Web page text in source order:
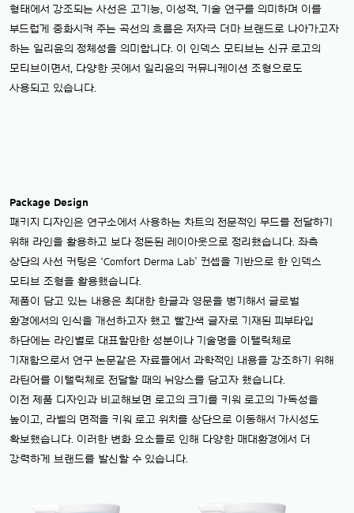
형태에서 강조되는 사선은 고기능, 이성적, 기술 연구를 의미하며 이를
부드럽게 중화시켜 주는 곡선의 흐름은 저자극 더마 브랜드로 나아가고자
하는 일리윤의 정체성을 의미합니다. 이 인덱스 모티브는 신규 로고의
모티브이면서, 다양한 곳에서 일리윤의 커뮤니케이션 조형으로도
사용되고 있습니다.
Package Design
패키지 디자인은 연구소에서 사용하는 차트의 전문적인 무드를 전달하기
위해 라인을 활용하고 보다 정돈된 레이아웃으로 정리했습니다. 좌측
상단의 사선 커팅은 ‘Comfort Derma Lab’ 컨셉을 기반으로 한 인덱스
모티브 조형을 활용했습니다.
제품이 담고 있는 내용은 최대한 한글과 영문을 병기해서 글로벌
환경에서의 인식을 개선하고자 했고 빨간색 글자로 기재된 피부타입
하단에는 라인별로 대표할만한 성분이나 기술명을 이탤릭체로
기재함으로서 연구 논문같은 자료들에서 과학적인 내용을 강조하기 위해
라틴어를 이탤릭체로 전달할 때의 뉘앙스를 담고자 했습니다.
이전 제품 디자인과 비교해보면 로고의 크기를 키워 로고의 가독성을
높이고, 라벨의 면적을 키워 로고 위치를 상단으로 이동해서 가시성도
확보했습니다. 이러한 변화 요소들로 인해 다양한 매대환경에서 더
강력하게 브랜드를 발신할 수 있습니다.